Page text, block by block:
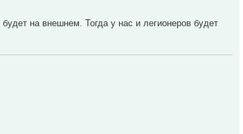
на внешнем. Тогда у нас и легионеров будет